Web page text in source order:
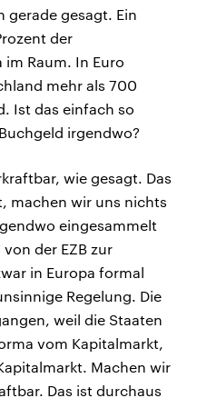
gerade gesagt. Ein
der
Raum. In Euro
mehr als 700
Ist das einfach so
irgendwo?
wie gesagt. Das
machen wir uns nichts
eingesammelt
der EZB zur
in Europa formal
Regelung. Die
weil die Staaten
vom Kapitalmarkt,
Machen wir
Das ist durchaus